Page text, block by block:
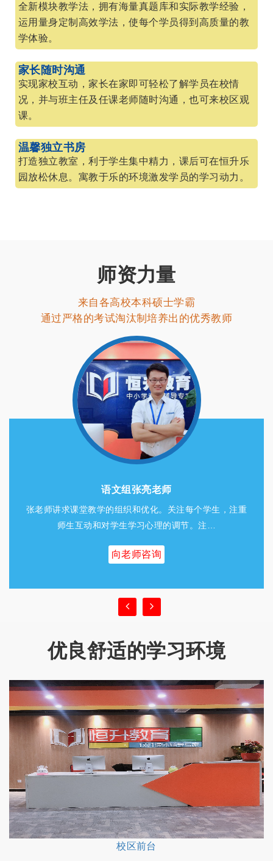
全新模块教学法，拥有海量真题库和实际教学经验，
运用量身定制高效学法，使每个学员得到高质量的教
学体验。
家长随时沟通
实现家校互动，家长在家即可轻松了解学员在校情
况，并与班主任及任课老师随时沟通，也可来校区观
课。
温馨独立书房
打造独立教室，利于学生集中精力，课后可在恒升乐
园放松休息。寓教于乐的环境激发学员的学习动力。
师资力量
来自各高校本科硕士学霸
通过严格的考试淘汰制培养出的优秀教师
语文组张亮老师
张老师讲求课堂教学的组织和优化。关注每个学生，注重
师生互动和对学生学习心理的调节。注…
向老师咨询
优良舒适的学习环境
校区前台